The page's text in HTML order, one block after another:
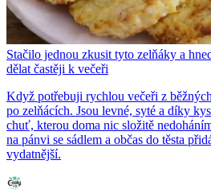
Stačilo jednou zkusit tyto zelňáky a
dělat častěji k večeři
Když potřebuji rychlou večeři z
po zelňácích. Jsou levné, syté a díky
chuť, kterou doma nic složitě
na pánvi se sádlem a občas do těsta
vydatnější.